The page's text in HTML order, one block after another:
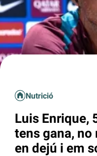
Nutrició
Luis Enrique,
tens gana,
en dejú i em